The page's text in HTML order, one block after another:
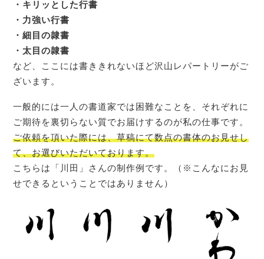
・キリッとした行書
・力強い行書
・細目の隷書
・太目の隷書
など、ここには書ききれないほど沢山レパートリーがご
ざいます。
一般的には一人の書道家では困難なことを、それぞれに
ご期待を裏切らない質でお届けするのが私の仕事です。
ご依頼を頂いた際には、草稿にて数点の書体のお見せし
て、お選びいただいております。
こちらは「川田」さんの制作例です。（※こんなにお見
せできるということではありません）